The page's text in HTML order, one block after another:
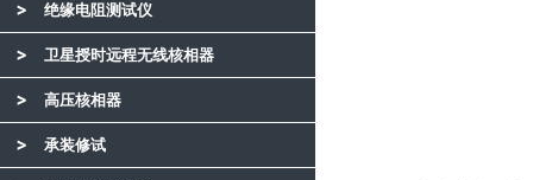
绝缘电阻测试仪
卫星授时远程无线核相器
高压核相器
承装修试